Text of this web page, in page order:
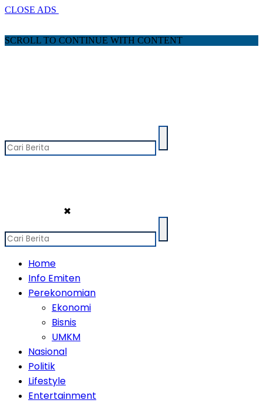
CLOSE ADS
SCROLL TO CONTINUE WITH CONTENT
✖
Home
Info Emiten
Perekonomian
Ekonomi
Bisnis
UMKM
Nasional
Politik
Lifestyle
Entertainment